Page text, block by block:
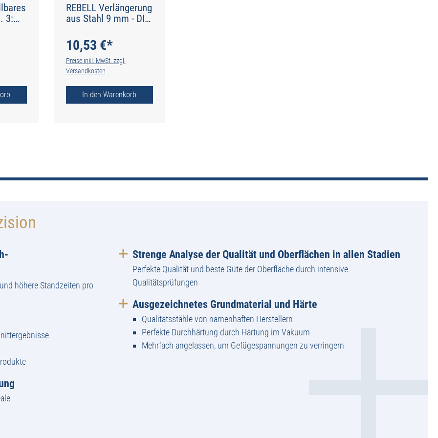
3:
REBELL Verlängerung
aus Stahl 9 mm - DIN
10,53 €*
Preise inkl. MwSt. zzgl.
Versandkosten
In den Warenkorb
höhere Standzeiten pro
Strenge Analyse der Qualität und Oberflächen in allen Stadien
Perfekte Qualität und beste Güte der Oberfläche durch intensive
Qualitätsprüfungen
Ausgezeichnetes Grundmaterial und Härte
Qualitätsstähle von namenhaften Herstellern
Perfekte Durchhärtung durch Härtung im Vakuum
Mehrfach angelassen, um Gefügespannungen zu verringern